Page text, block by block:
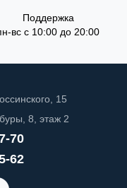
Поддержка
вс с 10:00 до 20:00
15
8, этаж 2
70
62